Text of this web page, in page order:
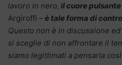
lavoro in nero, il cuore
Argiroffi –è tale forma di
Questo non è in discussione
si sceglie di non affrontare il
siamo legittimati a pensarla così